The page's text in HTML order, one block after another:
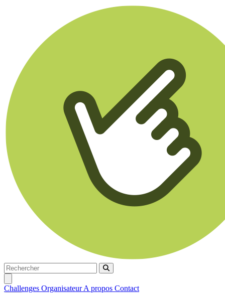
Rechercher
Rechercher
Challenges OrganisateurA propos Contact